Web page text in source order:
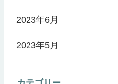
2023年6月
2023年5月